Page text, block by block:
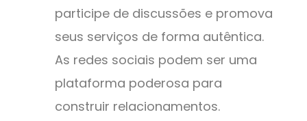
participe de discussões e promova
seus serviços de forma autêntica.
As redes sociais podem ser uma
plataforma poderosa para
construir relacionamentos.